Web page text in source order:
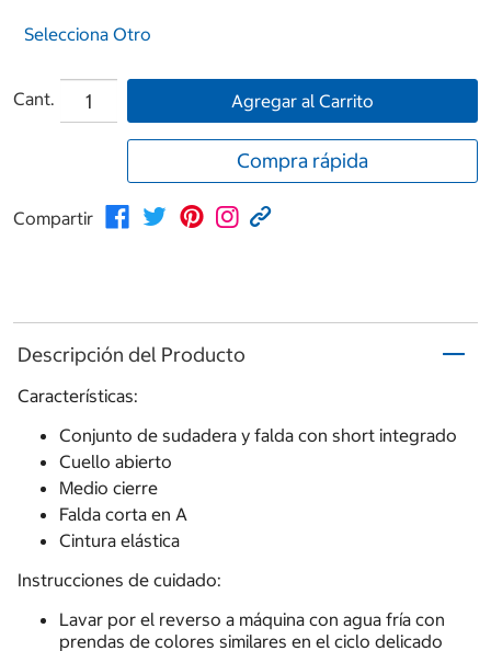
Selecciona Otro
Cant. Agregar al Carrito
Compra rápida
Compartir
Descripción del Producto
Características:
Conjunto de sudadera y falda con short integrado
Cuello abierto
Medio cierre
Falda corta en A
Cintura elástica
Instrucciones de cuidado:
Lavar por el reverso a máquina con agua fría con
prendas de colores similares en el ciclo delicado